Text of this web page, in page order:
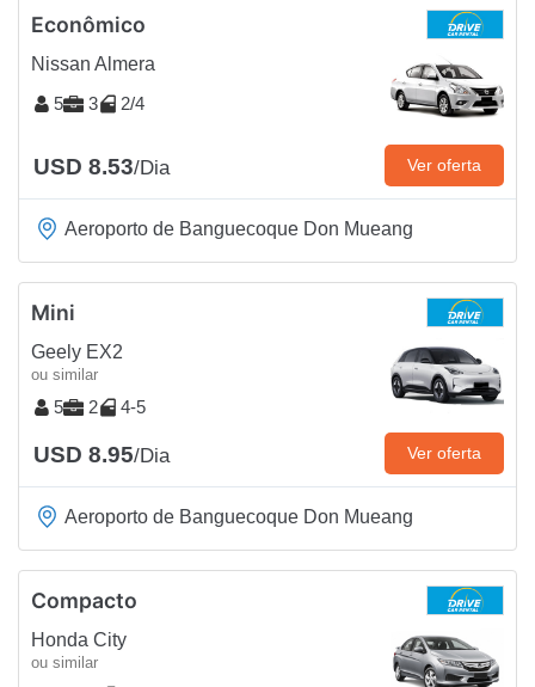
Econômico
Nissan Almera
5
3 2/4
USD 8.53/Dia Ver oferta
Aeroporto de Banguecoque Don Mueang
Mini
Geely EX2
ou similar
5 2 4-5
USD 8.95/Dia Ver oferta
Aeroporto de Banguecoque Don Mueang
Compacto
Honda City
ou similar